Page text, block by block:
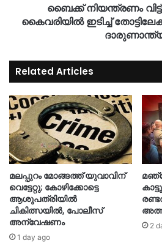
ബൈക്ക് നിയന്ത്രണം
കൈവരിയിൽ ഇടിച്ച്
Related Articles
മലപ്പുറം മോങ്ങത്ത് യുവാവിന്
വെട്ടേറ്റു; കോഴിക്കോട്ടെ
ആശുപത്രിയിൽ
ചികിത്സയിൽ, പോലീസ്
അന്വേഷണം
1 day ago
2